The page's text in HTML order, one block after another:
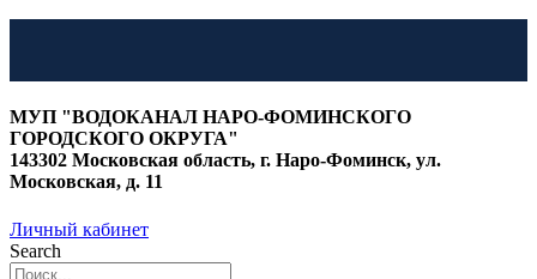
к
содержимому
МУП "ВОДОКАНАЛ НАРО-ФОМИНСКОГО
ГОРОДСКОГО ОКРУГА"
143302 Московская область, г. Наро-Фоминск, ул.
Московская, д. 11
Личный кабинет
Search